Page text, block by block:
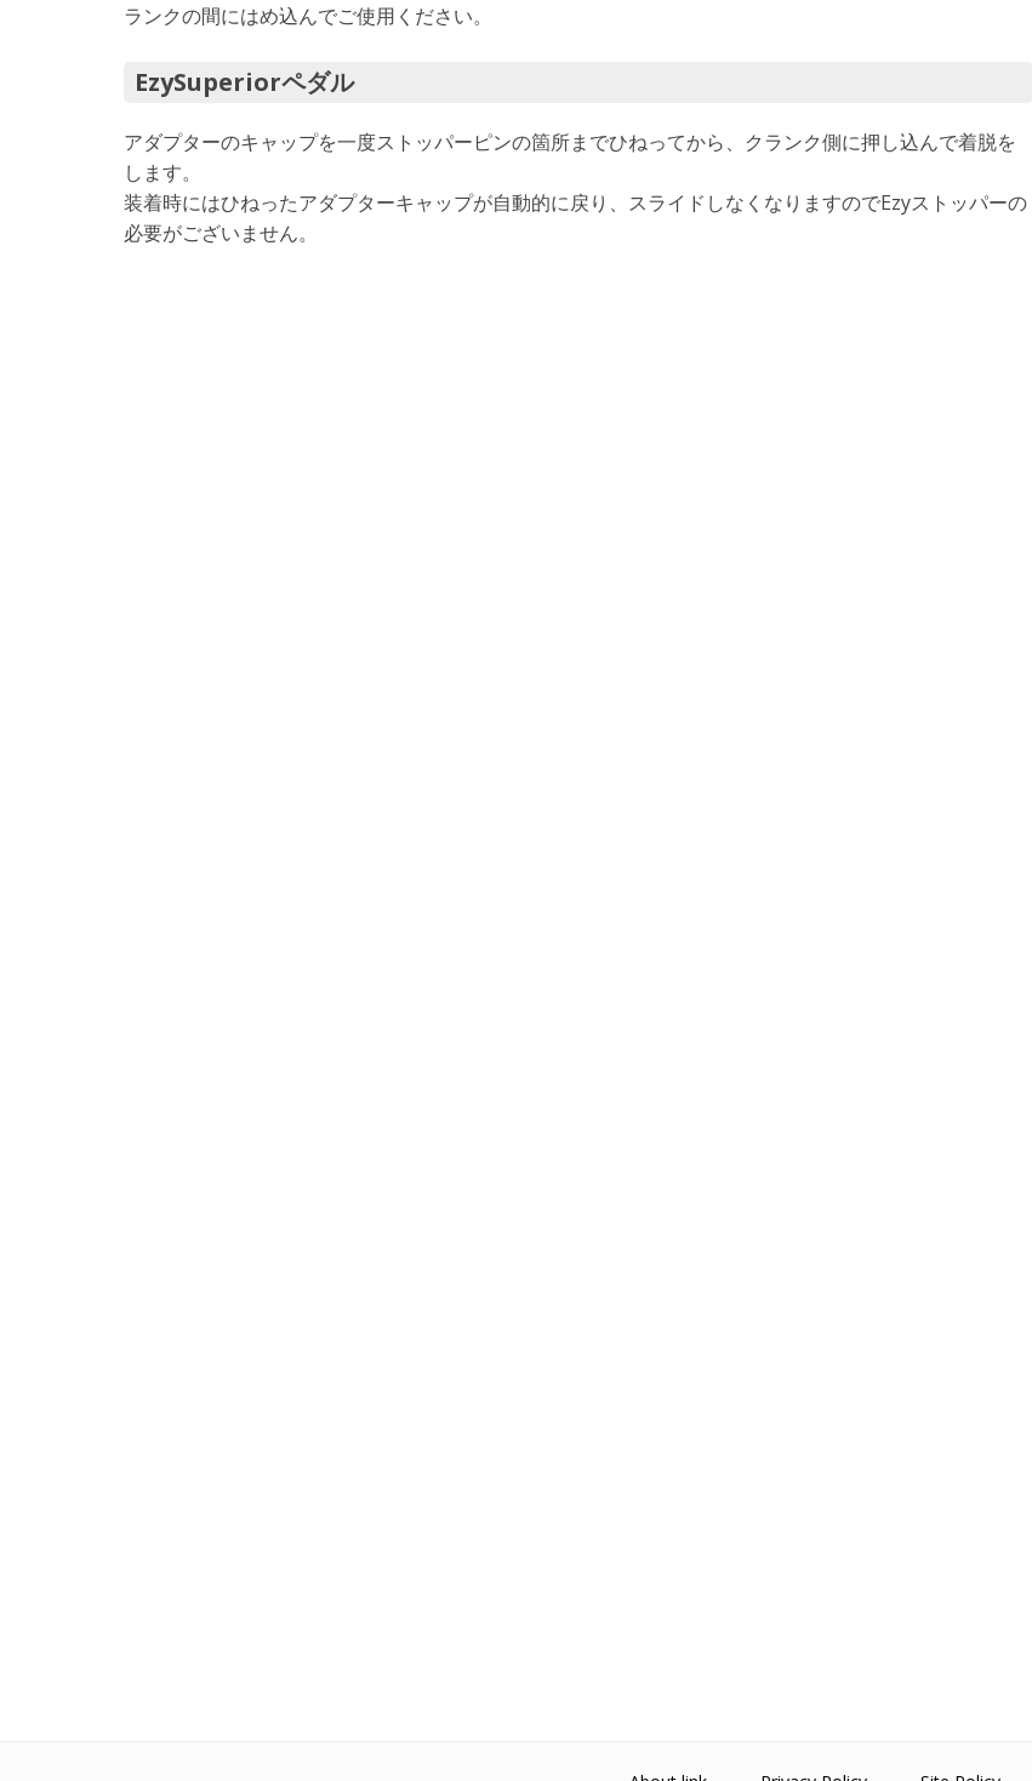
ランクの間にはめ込んでご使用ください。
EzySuperiorペダル
アダプターのキャップを一度ストッパーピンの箇所までひねってから、クランク側に押し込んで着脱を
します。
装着時にはひねったアダプターキャップが自動的に戻り、スライドしなくなりますのでEzyストッパーの
必要がございません。